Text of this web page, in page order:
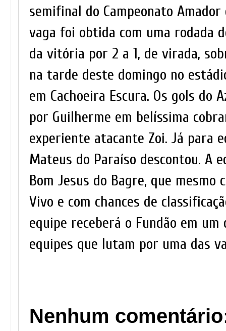
semifinal do Campeonato
vaga foi obtida com uma rodada
da vitória por 2 a 1, de virada,
na tarde deste domingo no
em Cachoeira Escura. Os gols do
por Guilherme em belíssima
experiente atacante Zoi. Já para
Mateus do Paraíso descontou. A
Bom Jesus do Bagre, que mesmo
Vivo e com chances de
equipe receberá o Fundão em
equipes que lutam por uma das
Nenhum